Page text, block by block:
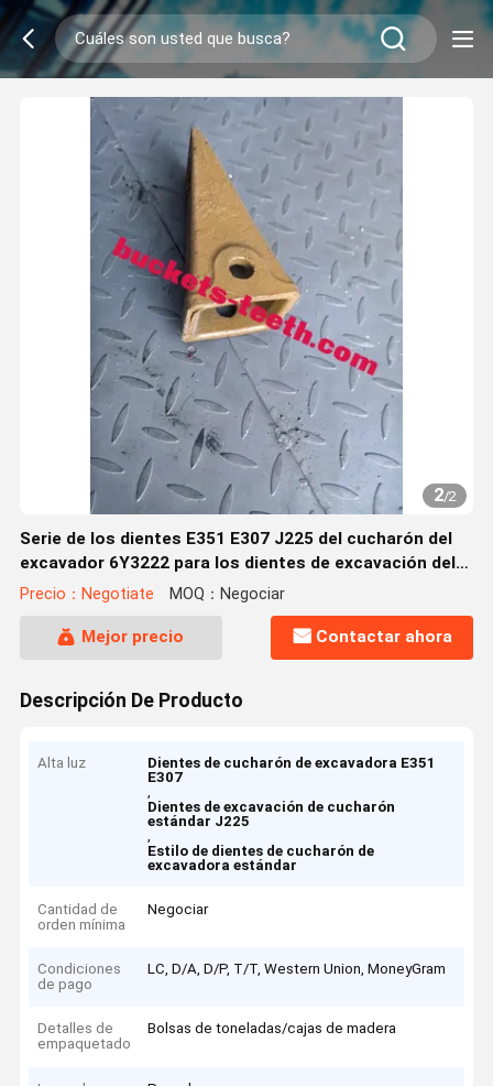
2/2
Serie de los dientes E351 E307 J225 del cucharón del
excavador 6Y3222 para los dientes de excavación del
cucharón estándar del estilo
Precio：Negotiate MOQ：Negociar
Mejor precio Contactar ahora
Descripción De Producto
Alta luz
Dientes de cucharón de excavadora E351
E307
,
Dientes de excavación de cucharón
estándar J225
,
Estilo de dientes de cucharón de
excavadora estándar
Cantidad de
orden mínima
Negociar
Condiciones
de pago
LC, D/A, D/P, T/T, Western Union, MoneyGram
Detalles de
empaquetado
Bolsas de toneladas/cajas de madera